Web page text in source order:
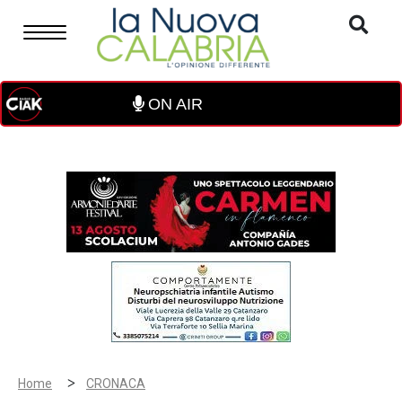
ON AIR
Home > CRONACA